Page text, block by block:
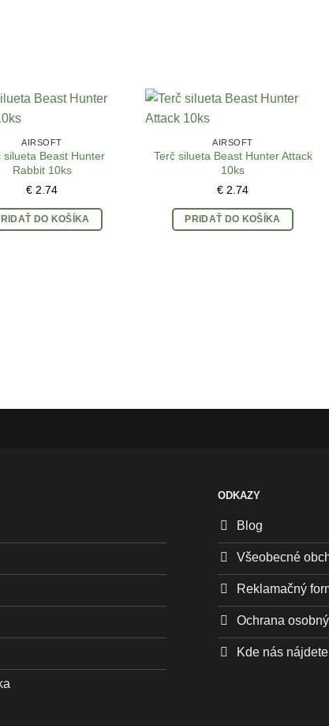
AIRSOFT
silueta Beast Hunter
Rabbit 10ks
€ 2.74
DO KOŠÍKA
AIRSOFT
Terč silueta Beast Hunter Attack
10ks
€ 2.74
PRIDAŤ DO KOŠÍKA
ODKAZY
Blog
Všeobecné
Reklamačný
Ochrana
Kde nás nájdete